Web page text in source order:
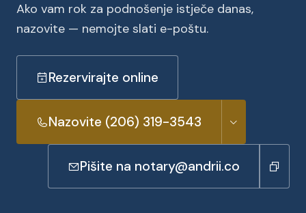
Ako vam rok za podnošenje istječe danas,
nazovite — nemojte slati e-poštu.
Rezervirajte online
Nazovite (206) 319-3543
Pišite na notary@andrii.co